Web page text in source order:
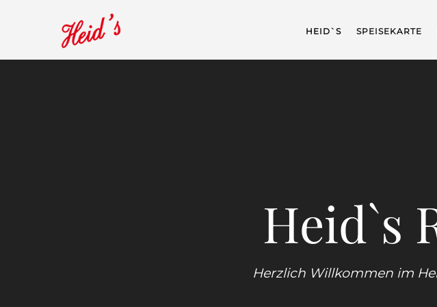
HEID`S SPEISEKARTE
Heid`s
Herzlich Willkommen im